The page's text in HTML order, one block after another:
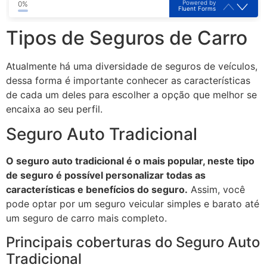
0%
Powered by
Fluent Forms
Tipos de Seguros de Carro
Atualmente há uma diversidade de seguros de veículos,
dessa forma é importante conhecer as características
de cada um deles para escolher a opção que melhor se
encaixa ao seu perfil.
Seguro Auto Tradicional
O seguro auto tradicional é o mais popular, neste tipo
de seguro é possível personalizar todas as
características e benefícios do seguro. Assim, você
pode optar por um seguro veicular simples e barato até
um seguro de carro mais completo.
Principais coberturas do Seguro Auto
Tradicional